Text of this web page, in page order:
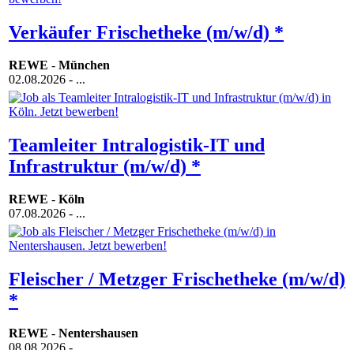
Verkäufer Frischetheke (m/w/d) *
REWE - München
02.08.2026 - ...
Teamleiter Intralogistik-IT und
Infrastruktur (m/w/d) *
REWE - Köln
07.08.2026 - ...
Fleischer / Metzger Frischetheke (m/w/d)
*
REWE - Nentershausen